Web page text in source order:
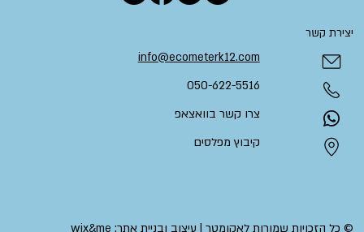
יצירת קשר
info@ecometerk12.com
050-622-5516​
צרו קשר בוואצאפ
קיבוץ מפלסים
© כל הזכויות שמורות לאקומטר | עיצוב ובניית אתר: wix&me